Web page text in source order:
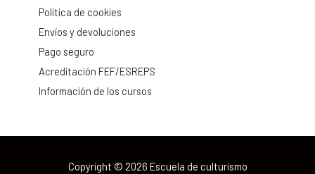
Política de cookies
Envíos y devoluciones
Pago seguro
Acreditación FEF/ESREPS
Información de los cursos
Copyright © 2026 Escuela de culturismo